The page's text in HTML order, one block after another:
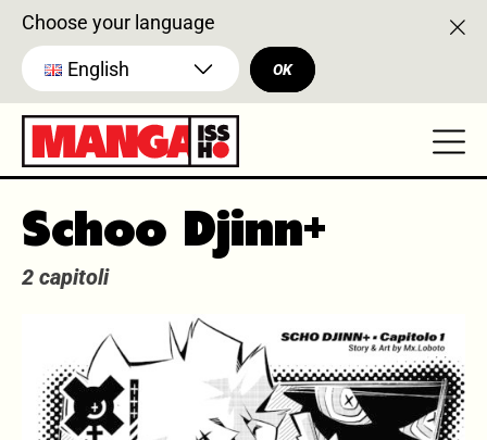
Choose your language
English OK
Schoo Djinn+
2 capitoli